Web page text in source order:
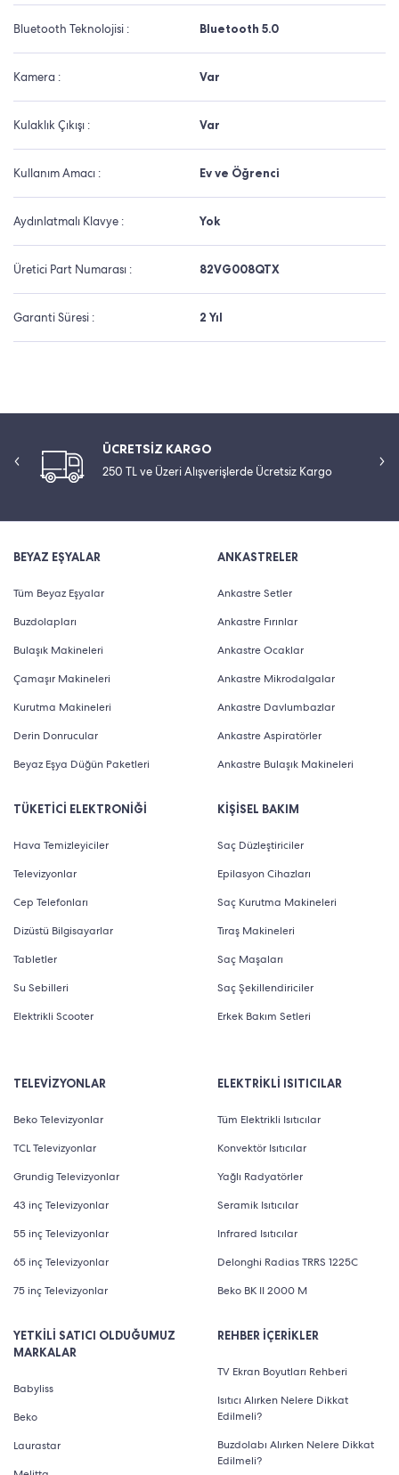
Bluetooth Teknolojisi : Bluetooth 5.0
Kamera : Var
Kulaklık Çıkışı : Var
Kullanım Amacı : Ev ve Öğrenci
Aydınlatmalı Klavye : Yok
Üretici Part Numarası : 82VG008QTX
Garanti Süresi : 2 Yıl
ÜCRETSİZ KARGO
250 TL ve Üzeri Alışverişlerde Ücretsiz Kargo
BEYAZ EŞYALAR
Tüm Beyaz Eşyalar
Buzdolapları
Bulaşık Makineleri
Çamaşır Makineleri
Kurutma Makineleri
Derin Donrucular
Beyaz Eşya Düğün Paketleri
TÜKETİCİ ELEKTRONİĞİ
Hava Temizleyiciler
Televizyonlar
Cep Telefonları
Dizüstü Bilgisayarlar
Tabletler
Su Sebilleri
Elektrikli Scooter
ANKASTRELER
Ankastre Setler
Ankastre Fırınlar
Ankastre Ocaklar
Ankastre Mikrodalgalar
Ankastre Davlumbazlar
Ankastre Aspiratörler
Ankastre Bulaşık Makineleri
KİŞİSEL BAKIM
Saç Düzleştiriciler
Epilasyon Cihazları
Saç Kurutma Makineleri
Tıraş Makineleri
Saç Maşaları
Saç Şekillendiriciler
Erkek Bakım Setleri
TELEVİZYONLAR
Beko Televizyonlar
TCL Televizyonlar
Grundig Televizyonlar
43 inç Televizyonlar
55 inç Televizyonlar
65 inç Televizyonlar
75 inç Televizyonlar
YETKİLİ SATICI OLDUĞUMUZ
MARKALAR
Babyliss
Beko
Laurastar
ELEKTRİKLİ ISITICILAR
Tüm Elektrikli Isıtıcılar
Konvektör Isıtıcılar
Yağlı Radyatörler
Seramik Isıtıcılar
Infrared Isıtıcılar
Delonghi Radias TRRS 1225C
Beko BK II 2000 M
REHBER İÇERİKLER
TV Ekran Boyutları Rehberi
Isıtıcı Alırken Nelere Dikkat
Edilmeli?
Buzdolabı Alırken Nelere Dikkat
Edilmeli?